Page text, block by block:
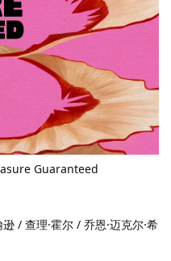
Guaranteed
/ 查理·霍尔 / 乔恩·迈克尔·希